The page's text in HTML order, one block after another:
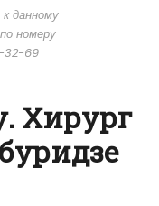
данному
номеру
32-69
Хирург